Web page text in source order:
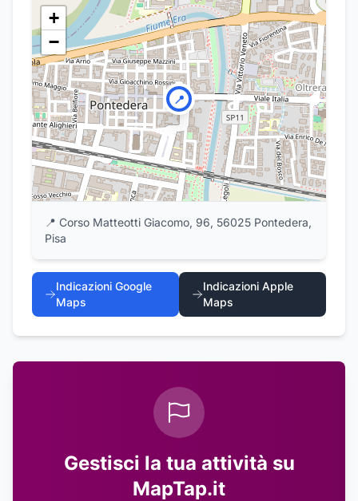
📍
+
−
📍 Corso Matteotti Giacomo, 96, 56025 Pontedera,
Pisa
Indicazioni Google
Maps
Indicazioni Apple
Maps
Gestisci la tua attività su
MapTap.it